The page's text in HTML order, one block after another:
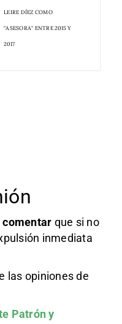
LEIRE DÍEZ COMO
"ASESORA" ENTRE 2015 Y
2017
comentar que si no
inmediata
las opiniones de
Patróny